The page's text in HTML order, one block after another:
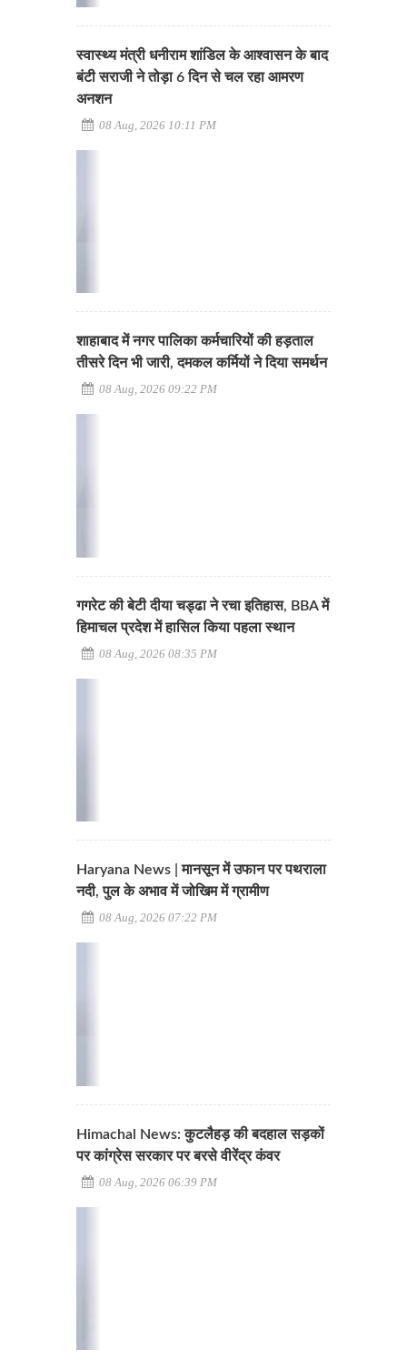
स्वास्थ्य मंत्री धनीराम शांडिल के आश्वासन के बाद
बंटी सराजी ने तोड़ा 6 दिन से चल रहा आमरण
अनशन
08 Aug, 2026 10:11 PM
शाहाबाद में नगर पालिका कर्मचारियों की हड़ताल
तीसरे दिन भी जारी, दमकल कर्मियों ने दिया समर्थन
08 Aug, 2026 09:22 PM
गगरेट की बेटी दीया चड्ढा ने रचा इतिहास, BBA में
हिमाचल प्रदेश में हासिल किया पहला स्थान
08 Aug, 2026 08:35 PM
Haryana News | मानसून में उफान पर पथराला
नदी, पुल के अभाव में जोखिम में ग्रामीण
08 Aug, 2026 07:22 PM
Himachal News: कुटलैहड़ की बदहाल सड़कों
पर कांग्रेस सरकार पर बरसे वीरेंद्र कंवर
08 Aug, 2026 06:39 PM